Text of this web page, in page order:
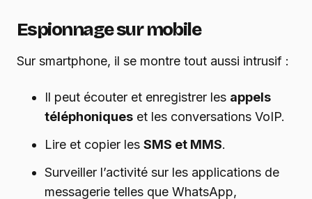
Espionnage sur mobile
Sur smartphone, il se montre tout aussi intrusif :
Il peut écouter et enregistrer les appels
téléphoniques et les conversations VoIP.
Lire et copier les SMS et MMS.
Surveiller l’activité sur les applications de
messagerie telles que WhatsApp,